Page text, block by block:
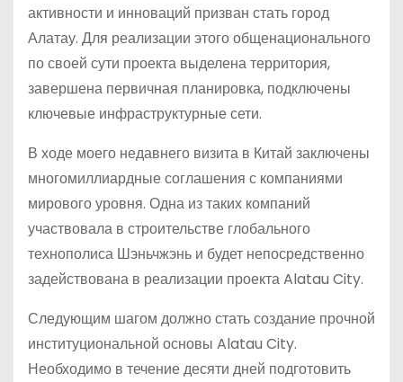
активности и инноваций призван стать город
Алатау. Для реализации этого общенационального
по своей сути проекта выделена территория,
завершена первичная планировка, подключены
ключевые инфраструктурные сети.
В ходе моего недавнего визита в Китай заключены
многомиллиардные соглашения с компаниями
мирового уровня. Одна из таких компаний
участвовала в строительстве глобального
технополиса Шэньчжэнь и будет непосредственно
задействована в реализации проекта Alatau City.
Следующим шагом должно стать создание прочной
институциональной основы Alatau City.
Необходимо в течение десяти дней подготовить